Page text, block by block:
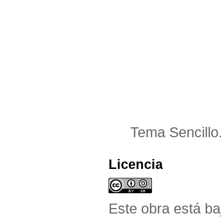
Tema
Licencia
Este obra está